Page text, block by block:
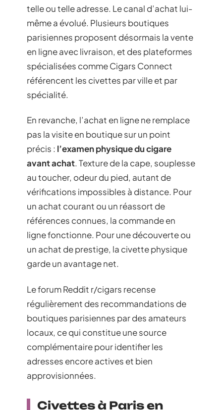
telle ou telle adresse. Le canal d’achat lui-
même a évolué. Plusieurs boutiques
parisiennes proposent désormais la vente
en ligne avec livraison, et des plateformes
spécialisées comme Cigars Connect
référencent les civettes par ville et par
spécialité.
En revanche, l’achat en ligne ne remplace
pas la visite en boutique sur un point
précis : l’examen physique du cigare
avant achat. Texture de la cape, souplesse
au toucher, odeur du pied, autant de
vérifications impossibles à distance. Pour
un achat courant ou un réassort de
références connues, la commande en
ligne fonctionne. Pour une découverte ou
un achat de prestige, la civette physique
garde un avantage net.
Le forum Reddit r/cigars recense
régulièrement des recommandations de
boutiques parisiennes par des amateurs
locaux, ce qui constitue une source
complémentaire pour identifier les
adresses encore actives et bien
approvisionnées.
Civettes à Paris en